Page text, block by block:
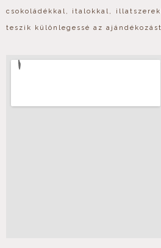
csokoládékkal, italokkal,
teszik különlegessé az